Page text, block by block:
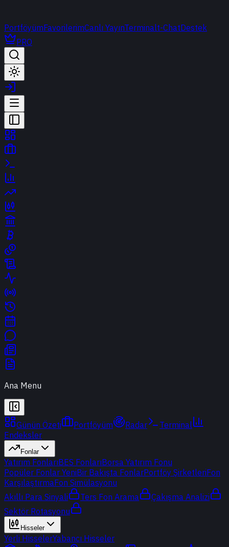
PortföyümFavorilerimCanlı YayınTerminalt-ChatDestek
PRO
Ana Menu
Günün Özeti Portföyüm Radar
Terminal
Endeksler
Fonlar
Yatırım FonlarıBES FonlarıBorsa Yatırım Fonu
Popüler Fonlar YeniBir Bakışta FonlarPortföy ŞirketleriFon
KarşılaştırmaFon Simülasyonu
Akıllı Para Sinyali
Ters Fon Arama
Çakışma Analizi
Sektör Rotasyonu
Hisseler
Yerli HisselerYabancı Hisseler